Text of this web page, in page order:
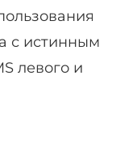
с истинным
левого и